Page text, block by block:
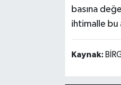
basına
ihtimalle bu
Kaynak: